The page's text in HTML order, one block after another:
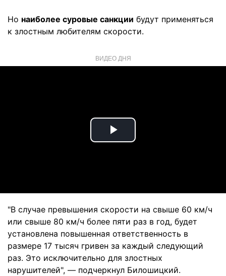
Но наиболее суровые санкции будут применяться
к злостным любителям скорости.
ВИДЕО ДНЯ
Play
"В случае превышения скорости на свыше 60 км/ч
или свыше 80 км/ч более пяти раз в год, будет
установлена повышенная ответственность в
размере 17 тысяч гривен за каждый следующий
раз. Это исключительно для злостных
нарушителей", — подчеркнул Билошицкий.